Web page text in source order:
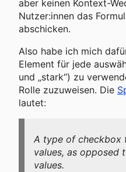
aber keinen Kontext-
Nutzer:innen das
abschicken.
Also habe ich mich
Element für jede
und „stark“) zu
Rolle zuzuweisen. Die
lautet:
A type of checkbox
values, as opposed
values.